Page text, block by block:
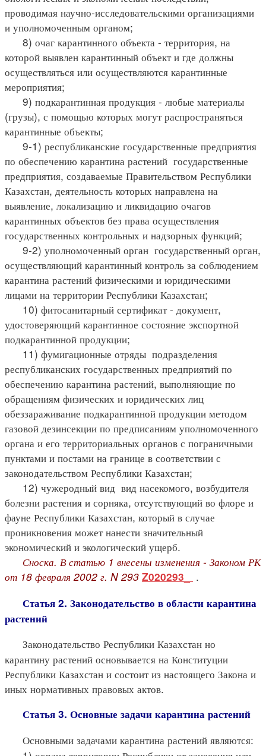
проводимая научно-исследовательскими организациями
и уполномоченным органом;
8) очаг карантинного объекта - территория, на
которой выявлен карантинный объект и где должны
осуществляться или осуществляются карантинные
мероприятия;
9) подкарантинная продукция - любые материалы
(грузы), с помощью которых могут распространяться
карантинные объекты;
9-1) республиканские государственные предприятия
по обеспечению карантина растений государственные
предприятия, создаваемые Правительством Республики
Казахстан, деятельность которых направлена на
выявление, локализацию и ликвидацию очагов
карантинных объектов без права осуществления
государственных контрольных и надзорных функций;
9-2) уполномоченный орган государственный орган,
осуществляющий карантинный контроль за соблюдением
карантина растений физическими и юридическими
лицами на территории Республики Казахстан;
10) фитосанитарный сертификат - документ,
удостоверяющий карантинное состояние экспортной
подкарантинной продукции;
11) фумигационные отряды подразделения
республиканских государственных предприятий по
обеспечению карантина растений, выполняющие по
обращениям физических и юридических лиц
обеззараживание подкарантинной продукции методом
газовой дезинсекции по предписаниям уполномоченного
органа и его территориальных органов с пограничными
пунктами и постами на границе в соответствии с
законодательством Республики Казахстан;
12) чужеродный вид вид насекомого, возбудителя
болезни растения и сорняка, отсутствующий во флоре и
фауне Республики Казахстан, который в случае
проникновения может нанести значительный
экономический и экологический ущерб.
Сноска. В статью 1 внесены изменения - Законом РК
от 18 февраля 2002 г. N 293 Z020293_ .
Статья 2. Законодательство в области карантина
растений
Законодательство Республики Казахстан но
карантину растений основывается на Конституции
Республики Казахстан и состоит из настоящего Закона и
иных нормативных правовых актов.
Статья 3. Основные задачи карантина растений
Основными задачами карантина растений являются: